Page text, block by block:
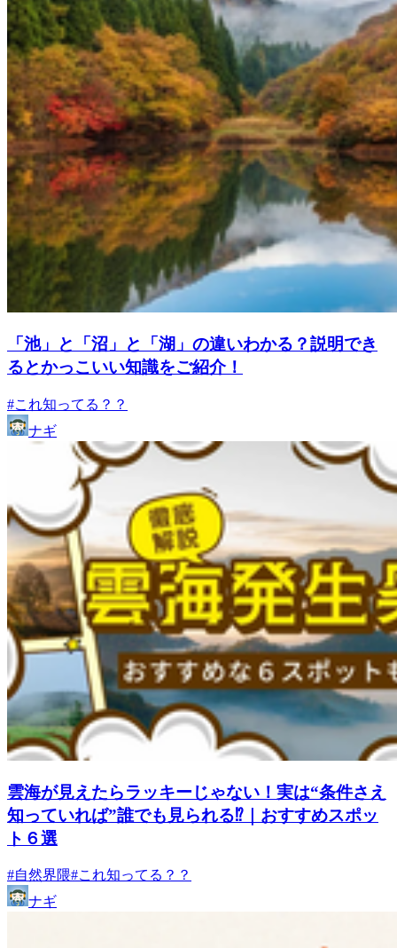
「池」と「沼」と「湖」の違いわかる？説明でき
るとかっこいい知識をご紹介！
#これ知ってる？？
ナギ
雲海が見えたらラッキーじゃない！実は“条件さえ
知っていれば”誰でも見られる⁉｜おすすめスポッ
ト６選
#自然界隈#これ知ってる？？
ナギ